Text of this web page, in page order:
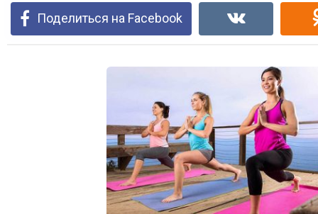
Поделиться на Facebook